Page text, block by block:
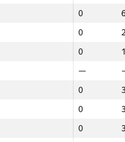
0
0
0
—
0
0
0
0
0
0
0
0
0
0